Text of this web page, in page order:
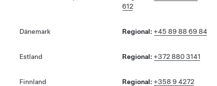
612
Dänemark Regional: +45 89 88 69 84
Estland Regional: +372 880 3141
Finnland Regional: +358 9 4272